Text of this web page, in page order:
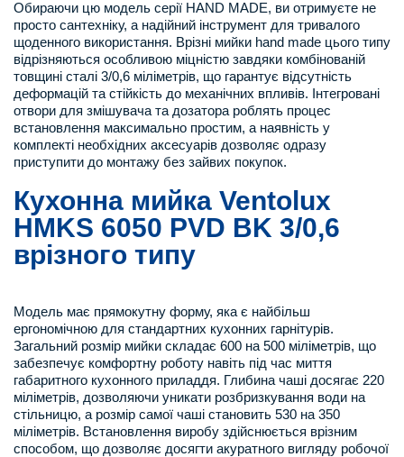
Обираючи цю модель серії HAND MADE, ви отримуєте не
просто сантехніку, а надійний інструмент для тривалого
щоденного використання. Врізні мийки hand made цього типу
відрізняються особливою міцністю завдяки комбінованій
товщині сталі 3/0,6 міліметрів, що гарантує відсутність
деформацій та стійкість до механічних впливів. Інтегровані
отвори для змішувача та дозатора роблять процес
встановлення максимально простим, а наявність у
комплекті необхідних аксесуарів дозволяє одразу
приступити до монтажу без зайвих покупок.
Кухонна мийка Ventolux
HMKS 6050 PVD BK 3/0,6
врізного типу
Модель має прямокутну форму, яка є найбільш
ергономічною для стандартних кухонних гарнітурів.
Загальний розмір мийки складає 600 на 500 міліметрів, що
забезпечує комфортну роботу навіть під час миття
габаритного кухонного приладдя. Глибина чаші досягає 220
міліметрів, дозволяючи уникати розбризкування води на
стільницю, а розмір самої чаші становить 530 на 350
міліметрів. Встановлення виробу здійснюється врізним
способом, що дозволяє досягти акуратного вигляду робочої